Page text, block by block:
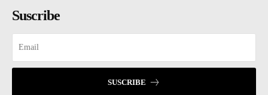
Suscribe
SUSCRIBE